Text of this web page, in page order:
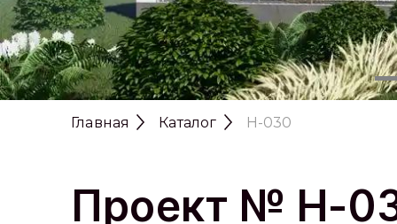
Главная Каталог H-030
Проект № H-